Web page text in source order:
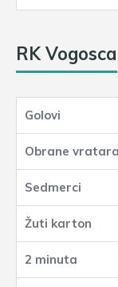
RK Vogosca